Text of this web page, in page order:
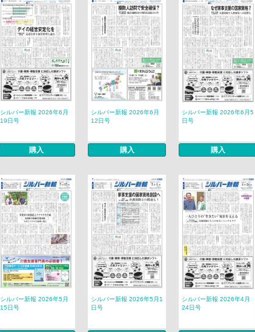
シルバー新報 2026年6月
19日号
購入
シルバー新報 2026年6月
12日号
購入
シルバー新報 2026年6月5
日号
購入
シルバー新報 2026年5月
15日号
シルバー新報 2026年5月1
日号
シルバー新報 2026年4月
24日号